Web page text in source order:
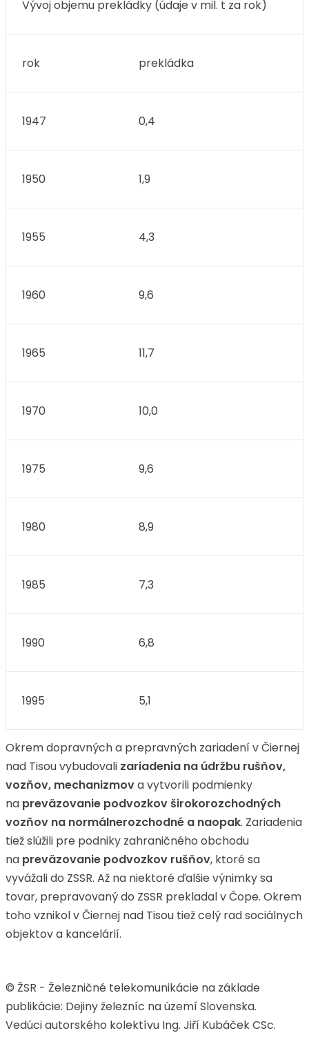
Vývoj objemu prekládky (údaje v mil. t za rok)
rok prekládka
1947 0,4
1950 1,9
1955 4,3
1960 9,6
1965 11,7
1970 10,0
1975 9,6
1980 8,9
1985 7,3
1990 6,8
1995 5,1
Okrem dopravných a prepravných zariadení v Čiernej
nad Tisou vybudovali zariadenia na údržbu rušňov,
vozňov, mechanizmova vytvorili podmienky
na preväzovanie podvozkov širokorozchodných
vozňov na normálnerozchodné a naopak. Zariadenia
tiež slúžili pre podniky zahraničného obchodu
na preväzovanie podvozkov rušňov, ktoré sa
vyvážali do ZSSR. Až na niektoré ďalšie výnimky sa
tovar, prepravovaný do ZSSR prekladal v Čope. Okrem
toho vznikol v Čiernej nad Tisou tiež celý rad sociálnych
objektov a kancelárií.
© ŽSR - Železničné telekomunikácie na základe
publikácie: Dejiny železníc na území Slovenska.
Vedúci autorského kolektívu Ing. Jiří Kubáček CSc.